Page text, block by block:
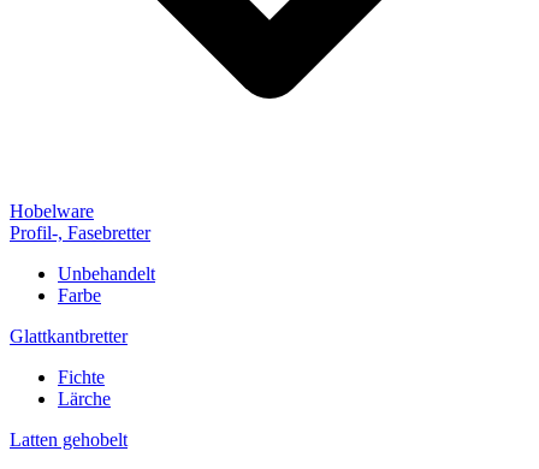
Hobelware
Profil-, Fasebretter
Unbehandelt
Farbe
Glattkantbretter
Fichte
Lärche
Latten gehobelt